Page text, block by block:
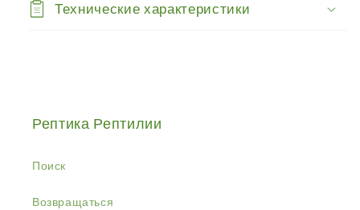
Технические характеристики
Рептика Рептилии
Поиск
Возвращаться